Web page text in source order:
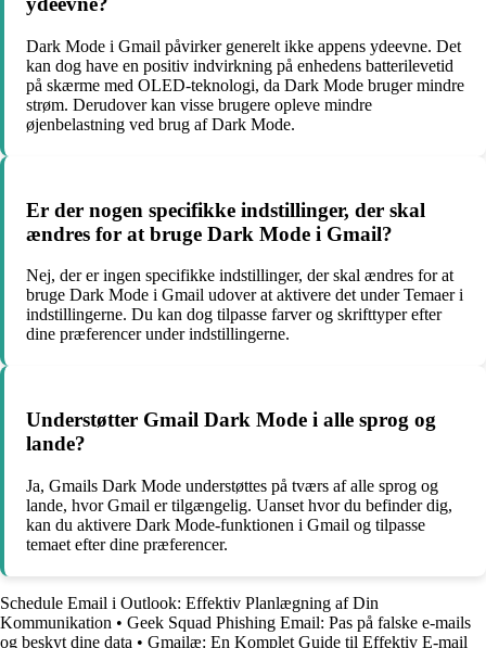
Dark Mode i Gmail påvirker generelt ikke appens ydeevne. Det
kan dog have en positiv indvirkning på enhedens batterilevetid
på skærme med OLED-teknologi, da Dark Mode bruger mindre
strøm. Derudover kan visse brugere opleve mindre
øjenbelastning ved brug af Dark Mode.
Er der nogen specifikke indstillinger, der skal
ændres for at bruge Dark Mode i Gmail?
Nej, der er ingen specifikke indstillinger, der skal ændres for at
bruge Dark Mode i Gmail udover at aktivere det under Temaer i
indstillingerne. Du kan dog tilpasse farver og skrifttyper efter
dine præferencer under indstillingerne.
Understøtter Gmail Dark Mode i alle sprog og
lande?
Ja, Gmails Dark Mode understøttes på tværs af alle sprog og
lande, hvor Gmail er tilgængelig. Uanset hvor du befinder dig,
kan du aktivere Dark Mode-funktionen i Gmail og tilpasse
temaet efter dine præferencer.
Schedule Email i Outlook: Effektiv Planlægning af Din
Kommunikation • Geek Squad Phishing Email: Pas på falske e-mails
og beskyt dine data • Gmailæ: En Komplet Guide til Effektiv E-mail